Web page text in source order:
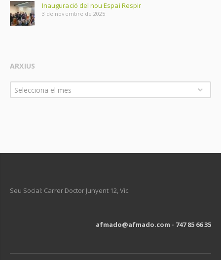
Inauguració del nou Espai Respir
3 de novembre de 2025
ARXIUS
Arxius
Selecciona el mes
Seu Social: Carrer Doctor Junyent 12, Vic.
afmado@afmado.com - 747 85 66 35